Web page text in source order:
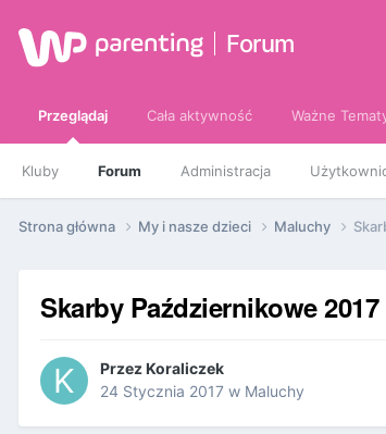
Forum
Przeglądaj
Kluby Forum Administracja
Cała aktywność Ważne
Strona główna My i nasze dzieci Maluchy
Skarby Październikowe 2017
PrzezKoraliczek
24 Stycznia 2017 w Maluchy